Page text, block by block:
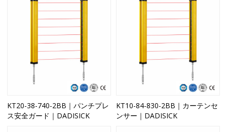
KT20-38-740-2BB｜パンチプレ
ス安全ガード｜DADISICK
KT10-84-830-2BB｜カーテンセ
ンサー｜DADISICK